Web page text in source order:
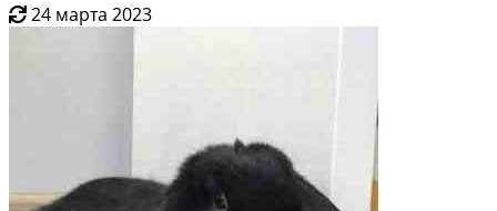
24 марта 2023